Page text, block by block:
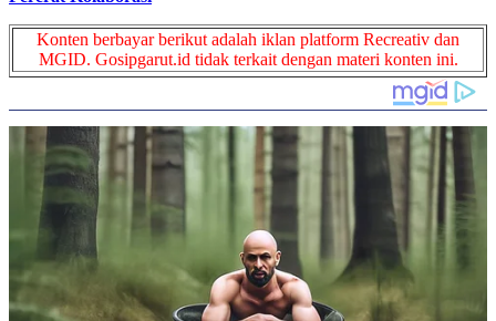
Konten berbayar berikut adalah iklan platform Recreativ dan
MGID. Gosipgarut.id tidak terkait dengan materi konten ini.